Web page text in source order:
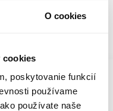
O cookies
cookies
poskytovanie funkcií
používame
používate naše